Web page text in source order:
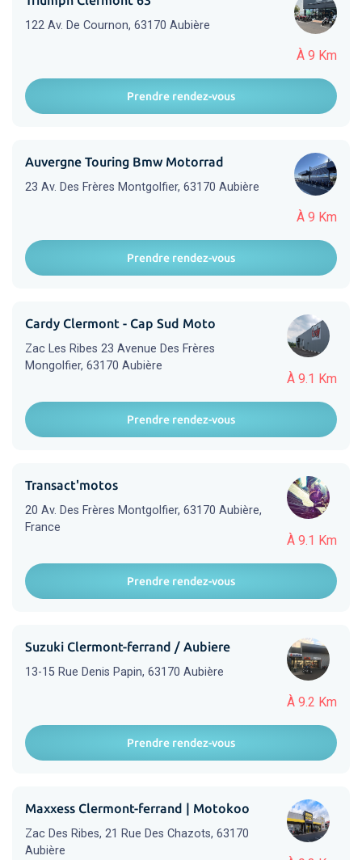
À 9 Km
122 Av. De Cournon, 63170 Aubière
Prendre rendez-vous
À 9 Km
Auvergne Touring Bmw Motorrad
23 Av. Des Frères Montgolfier, 63170 Aubière
Prendre rendez-vous
À 9.1 Km
Cardy Clermont - Cap Sud Moto
Zac Les Ribes 23 Avenue Des Frères
Mongolfier, 63170 Aubière
Prendre rendez-vous
À 9.1 Km
Transact'motos
20 Av. Des Frères Montgolfier, 63170 Aubière,
France
Prendre rendez-vous
À 9.2 Km
Suzuki Clermont-ferrand / Aubiere
13-15 Rue Denis Papin, 63170 Aubière
Prendre rendez-vous
Maxxess Clermont-ferrand | Motokoo
Zac Des Ribes, 21 Rue Des Chazots, 63170
Aubière